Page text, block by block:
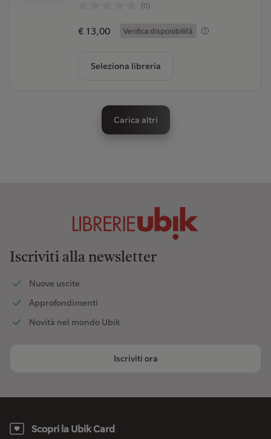
(0)
€ 13,00 Verifica disponibilità
Seleziona libreria
Carica altri
Iscriviti alla newsletter
Nuove uscite
Approfondimenti
Novità nel mondo Ubik
Iscriviti ora
Scopri la Ubik Card